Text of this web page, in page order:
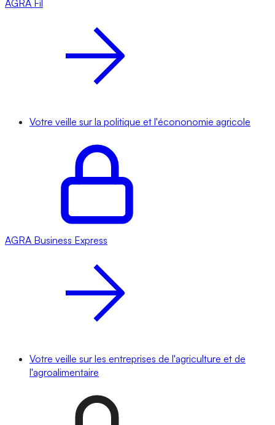
AGRA Fil
Votre veille sur la politique et l'écononomie agricole
AGRA Business Express
Votre veille sur les entreprises de l'agriculture et de
l'agroalimentaire